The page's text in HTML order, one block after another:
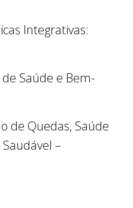
Integrativas:
Saúde e Bem-
de Quedas, Saúde
–